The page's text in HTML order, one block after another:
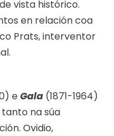
vista histórico.
en relación coa
Prats, interventor
eGala (1871-1964)
na súa
Ovidio,